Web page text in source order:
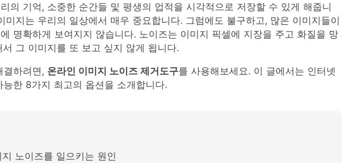
의 기억, 소중한 순간들 및 평생의 업적을 시각적으로 저장할 수 있게 해줍니
미지는 우리의 일상에서 매우 중요합니다. 그럼에도 불구하고, 많은 이미지들이
명확하게 보여지지 않습니다. 노이즈는 이미지 픽셀에 지장을 주고 화질을 망
서 그 이미지를 또 보고 싶지 않게 됩니다.
결하려면, 온라인 이미지 노이즈 제거도구를 사용해보세요. 이 글에서는 인터넷
능한 8가지 최고의 옵션을 소개합니다.
지 노이즈를 일으키는 원인